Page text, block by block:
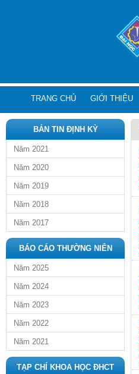
TRANG CHỦ GIỚI THIỆU
BẢN TIN ĐỊNH KỲ
Năm 2021
Năm 2020
Năm 2019
Năm 2018
Năm 2017
BÁO CÁO THƯỜNG NIÊN
Năm 2025
Năm 2024
Năm 2023
Năm 2022
Năm 2021
TẠP CHÍ KHOA HỌC ĐHCT